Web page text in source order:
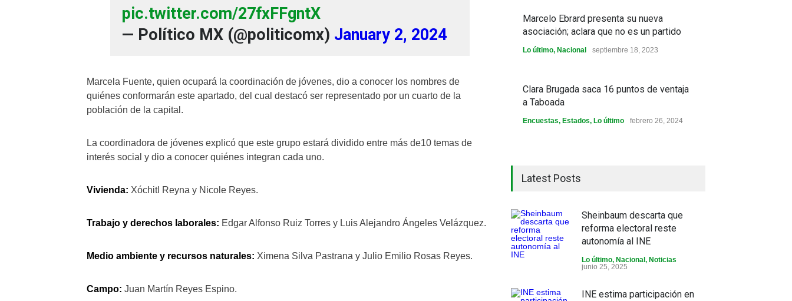
pic.twitter.com/27fxFFgntX
— Político MX (@politicomx) January 2, 2024
Marcela Fuente, quien ocupará la coordinación de jóvenes, dio a conocer los nombres de
quiénes conformarán este apartado, del cual destacó ser representado por un cuarto de la
población de la capital.
La coordinadora de jóvenes explicó que este grupo estará dividido entre más de10 temas de
interés social y dio a conocer quiénes integran cada uno.
Vivienda: Xóchitl Reyna y Nicole Reyes.
Trabajo y derechos laborales: Edgar Alfonso Ruiz Torres y Luis Alejandro Ángeles Velázquez.
Medio ambiente y recursos naturales: Ximena Silva Pastrana y Julio Emilio Rosas Reyes.
Campo: Juan Martín Reyes Espino.
Marcelo Ebrard presenta su nueva
asociación; aclara que no es un partido
Lo último, Nacional septiembre 18, 2023
Clara Brugada saca 16 puntos de ventaja
a Taboada
Encuestas, Estados, Lo último febrero 26, 2024
Latest Posts
Sheinbaum descarta que
reforma electoral reste
autonomía al INE
Lo último, Nacional , Noticias
junio 25, 2025
INE estima participación en